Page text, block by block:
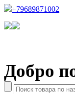
+79689871002
Добро